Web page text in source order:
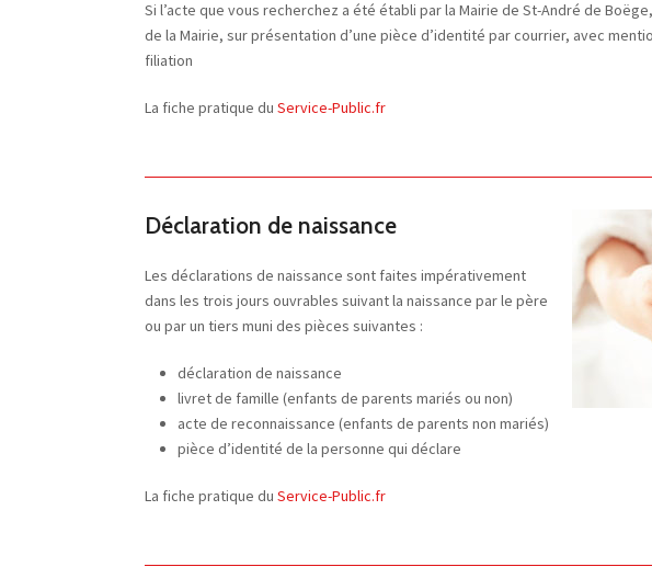
Si l’acte que vous recherchez a été établi par la Mairie de St-André de
de la Mairie, sur présentation d’une pièce d’identité par courrier, avec
filiation
La fiche pratique du Service-Public.fr
Déclaration de naissance
Les déclarations de naissance sont faites impérativement
dans les trois jours ouvrables suivant la naissance par le père
ou par un tiers muni des pièces suivantes :
déclaration de naissance
livret de famille (enfants de parents mariés ou non)
acte de reconnaissance (enfants de parents non mariés)
pièce d’identité de la personne qui déclare
La fiche pratique du Service-Public.fr